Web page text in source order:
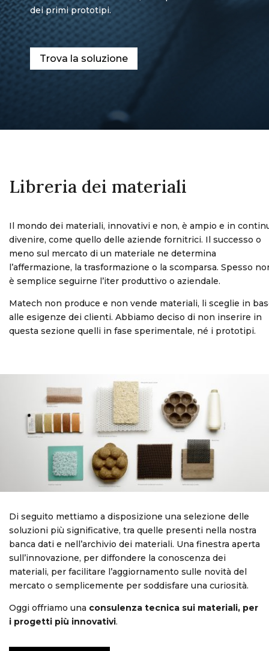
dei primi prototipi.
Trova la soluzione
Libreria dei materiali
Il mondo dei materiali, innovativi e non, è ampio e in
divenire, come quello delle aziende fornitrici. Il successo o
meno sul mercato di un materiale ne determina
l’affermazione, la trasformazione o la scomparsa. Spesso
è semplice seguirne l’iter produttivo o aziendale.
Matech non produce e non vende materiali, li sceglie in
alle esigenze dei clienti. Abbiamo deciso di non inserire in
questa sezione quelli in fase sperimentale, né i prototipi.
Di seguito mettiamo a disposizione una selezione delle
soluzioni più significative, tra quelle presenti nella nostra
banca dati e nell’archivio dei materiali. Una finestra aperta
sull’innovazione, per diffondere la conoscenza dei
materiali, per facilitare l’aggiornamento sulle novità del
mercato o semplicemente per soddisfare una curiosità.
Oggi offriamo una consulenza tecnica sui materiali, per
i progetti più innovativi.